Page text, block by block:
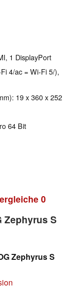
1 DisplayPort
4/ac = Wi-Fi 5/),
19 x 360 x 252
64 Bit
0
Zephyrus S
Zephyrus S